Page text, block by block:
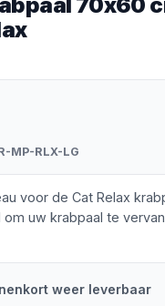
MP-RLX-LG
voor de Cat Relax
uw krabpaal te
weer leverbaar